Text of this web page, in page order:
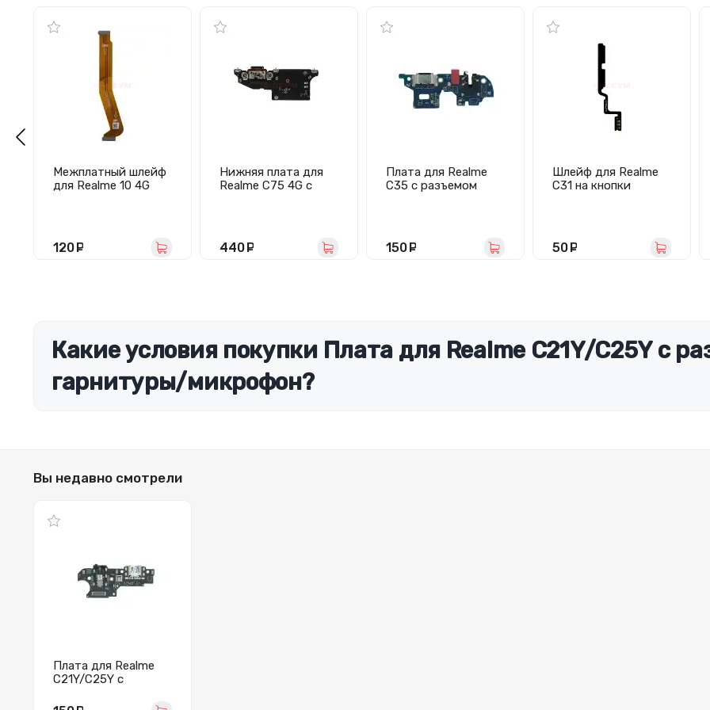
Межплатный шлейф
для Realme 10 4G
120
Нижняя плата для
Realme C75 4G с
440
Плата для Realme
C35 с разъемом
150
Шлейф для Realme
C31 на кнопки
50
Какие условия покупки Плата для Realme C21Y/C25Y с
гарнитуры/микрофон?
Вы недавно смотрели
Плата для Realme
C21Y/C25Y с
гарнитуры/